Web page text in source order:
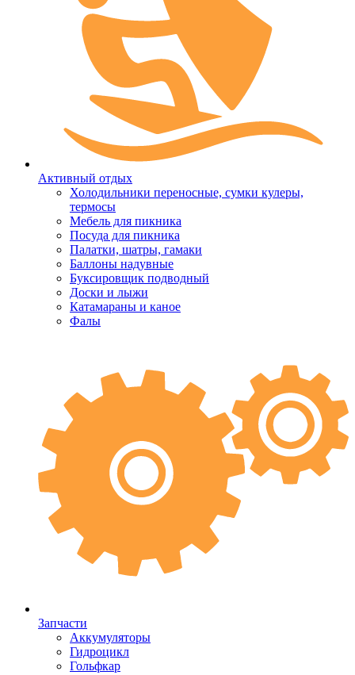
Активный отдых
Холодильники переносные, сумки кулеры,
термосы
Мебель для пикника
Посуда для пикника
Палатки, шатры, гамаки
Баллоны надувные
Буксировщик подводный
Доски и лыжи
Катамараны и каное
Фалы
Запчасти
Аккумуляторы
Гидроцикл
Гольфкар